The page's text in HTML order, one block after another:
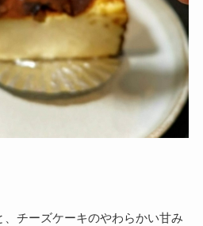
チーズケーキのやわらかい甘み